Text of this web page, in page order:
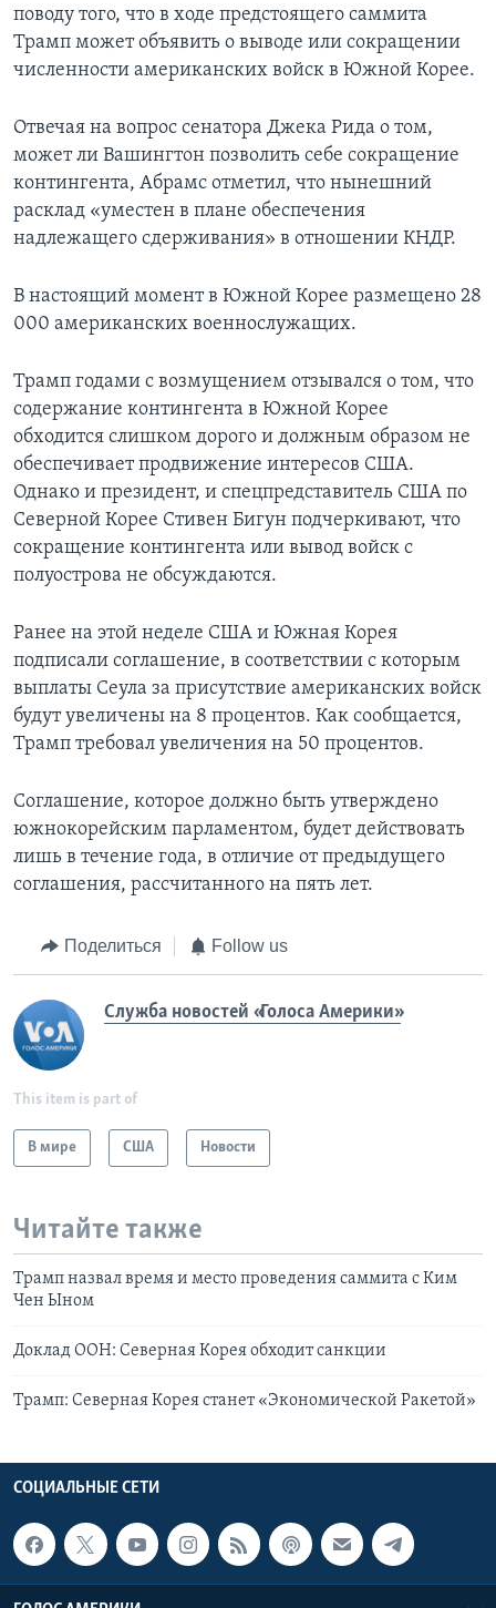
поводу того, что в ходе предстоящего саммита
Трамп может объявить о выводе или сокращении
численности американских войск в Южной Корее.
Отвечая на вопрос сенатора Джека Рида о том,
может ли Вашингтон позволить себе сокращение
контингента, Абрамс отметил, что нынешний
расклад «уместен в плане обеспечения
надлежащего сдерживания» в отношении КНДР.
В настоящий момент в Южной Корее размещено 28
000 американских военнослужащих.
Трамп годами с возмущением отзывался о том, что
содержание контингента в Южной Корее
обходится слишком дорого и должным образом не
обеспечивает продвижение интересов США.
Однако и президент, и спецпредставитель США по
Северной Корее Стивен Бигун подчеркивают, что
сокращение контингента или вывод войск с
полуострова не обсуждаются.
Ранее на этой неделе США и Южная Корея
подписали соглашение, в соответствии с которым
выплаты Сеула за присутствие американских войск
будут увеличены на 8 процентов. Как сообщается,
Трамп требовал увеличения на 50 процентов.
Соглашение, которое должно быть утверждено
южнокорейским парламентом, будет действовать
лишь в течение года, в отличие от предыдущего
соглашения, рассчитанного на пять лет.
Поделиться Follow us
Служба новостей «Голоса Америки»
This item is part of
В мире США Новости
Читайте также
Трамп назвал время и место проведения саммита с Ким
Чен Ыном
Доклад ООН: Северная Корея обходит санкции
Трамп: Северная Корея станет «Экономической Ракетой»
СОЦИАЛЬНЫЕ СЕТИ